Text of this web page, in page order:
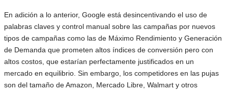
En adición a lo anterior, Google está desincentivando el uso de
palabras claves y control manual sobre las campañas por nuevos
tipos de campañas como las de Máximo Rendimiento y Generación
de Demanda que prometen altos índices de conversión pero con
altos costos, que estarían perfectamente justificados en un
mercado en equilibrio. Sin embargo, los competidores en las pujas
son del tamaño de Amazon, Mercado Libre, Walmart y otros